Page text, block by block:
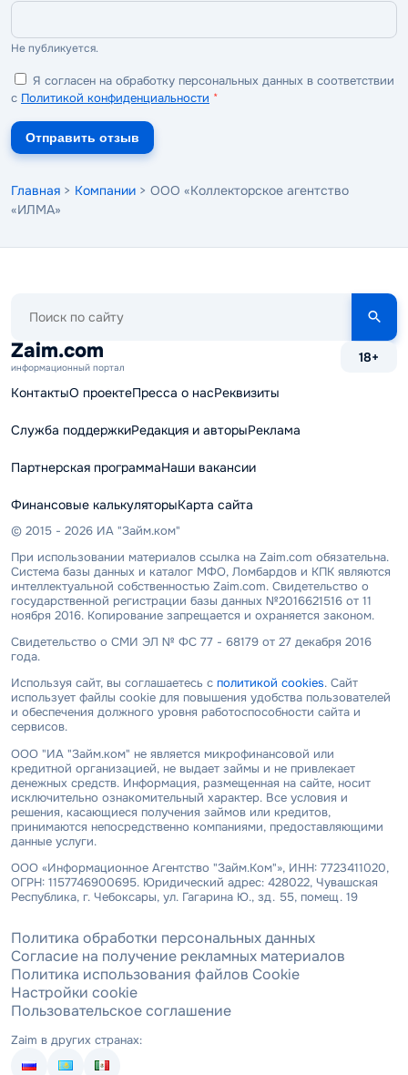
Не публикуется.
Я согласен на обработку персональных данных в соответствии
с Политикой конфиденциальности *
Отправить отзыв
Главная > Компании > ООО «Коллекторское агентство
«ИЛМА»
сайту
Zaim.com
информационный портал
18+
КонтактыО проектеПресса о насРеквизиты
Служба поддержкиРедакция и авторыРеклама
Партнерская программаНаши вакансии
Финансовые калькуляторыКарта сайта
© 2015 - 2026 ИА "Займ.ком"
При использовании материалов ссылка на Zaim.com обязательна.
Система базы данных и каталог МФО, Ломбардов и КПК являются
интеллектуальной собственностью Zaim.com. Свидетельство о
государственной регистрации базы данных №2016621516 от 11
ноября 2016. Копирование запрещается и охраняется законом.
Свидетельство о СМИ ЭЛ № ФС 77 - 68179 от 27 декабря 2016
года.
Используя сайт, вы соглашаетесь с политикой cookies. Сайт
использует файлы cookie для повышения удобства пользователей
и обеспечения должного уровня работоспособности сайта и
сервисов.
ООО "ИА "Займ.ком" не является микрофинансовой или
кредитной организацией, не выдает займы и не привлекает
денежных средств. Информация, размещенная на сайте, носит
исключительно ознакомительный характер. Все условия и
решения, касающиеся получения займов или кредитов,
принимаются непосредственно компаниями, предоставляющими
данные услуги.
ООО «Информационное Агентство "Займ.Ком"», ИНН: 7723411020,
ОГРН: 1157746900695. Юридический адрес: 428022, Чувашская
Республика, г. Чебоксары, ул. Гагарина Ю., зд. 55, помещ. 19
Политика обработки персональных данных
Согласие на получение рекламных материалов
Политика использования файлов Cookie
Настройки cookie
Пользовательское соглашение
Zaim в других странах: